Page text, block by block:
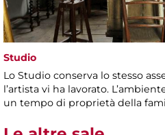
Studio
Lo Studio conserva lo stesso
l’artista vi ha lavorato.
un tempo di proprietà della